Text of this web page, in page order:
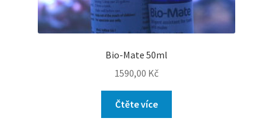
Bio-Mate 50ml
1590,00 Kč
Čtěte více